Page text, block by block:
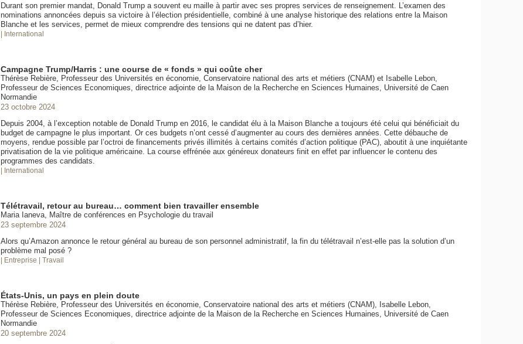
Durant son premier mandat, Donald Trump a souvent eu maille à partir avec ses propres services de renseignement. L’examen des
nominations annoncées depuis sa victoire à l’élection présidentielle, combiné à une analyse historique des relations entre la Maison
Blanche et les services, permet de mieux comprendre des tensions qui ne datent pas d’hier.
| International
Campagne Trump/Harris : une course de « fonds » qui coûte cher
Thérèse Rebière, Professeur des Universités en économie, Conservatoire national des arts et métiers (CNAM) et Isabelle Lebon,
Professeur de Sciences Economiques, directrice adjointe de la Maison de la Recherche en Sciences Humaines, Université de Caen
Normandie
23 octobre 2024
Depuis 2004, à l’exception notable de Donald Trump en 2016, le candidat élu à la Maison Blanche a toujours été celui qui bénéficiait du
budget de campagne le plus important. Or ces budgets n’ont cessé d’augmenter au cours des dernières années. Cette débauche de
moyens, rendue possible par l’octroi de financements privés illimités à certains comités d’action politique (PAC), aboutit à une inquiétante
privatisation de la vie politique américaine. La course effrénée aux généreux donateurs finit en effet par influencer le contenu des
programmes des candidats.
| International
Télétravail, retour au bureau… comment bien travailler ensemble
Maria Ianeva, Maître de conférences en Psychologie du travail
23 septembre 2024
Alors qu’Amazon annonce le retour général au bureau de son personnel administratif, la fin du télétravail n’est-elle pas la solution d’un
problème mal posé ?
| Entreprise | Travail
États-Unis, un pays en plein doute
Thérèse Rebière, Professeur des Universités en économie, Conservatoire national des arts et métiers (CNAM), Isabelle Lebon,
Professeur de Sciences Economiques, directrice adjointe de la Maison de la Recherche en Sciences Humaines, Université de Caen
Normandie
20 septembre 2024